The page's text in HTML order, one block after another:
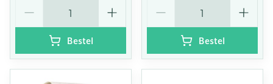
Bestel Bestel